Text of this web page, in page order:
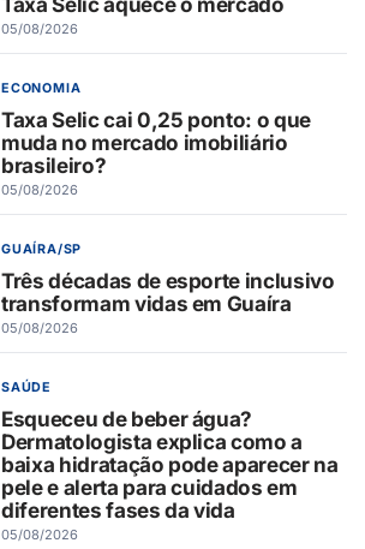
05/08/2026
ECONOMIA
Taxa Selic cai 0,25 ponto: o que
muda no mercado imobiliário
brasileiro?
05/08/2026
GUAÍRA/SP
Três décadas de esporte inclusivo
transformam vidas em Guaíra
05/08/2026
SAÚDE
Esqueceu de beber água?
Dermatologista explica como a
baixa hidratação pode aparecer na
pele e alerta para cuidados em
diferentes fases da vida
05/08/2026